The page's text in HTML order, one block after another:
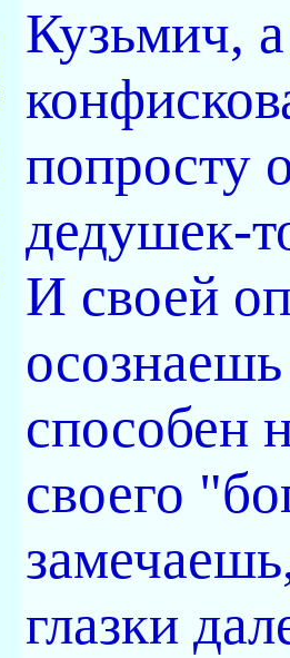
Кузьмич,
попросту
дедушек-
И своей
способен
своего
глазки